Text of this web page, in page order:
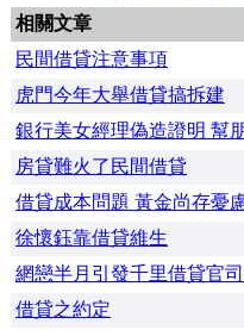
相關文章
民間借貸注意事項
虎門今年大舉借貸搞拆建
銀行美女經理偽造證明 幫
房貸難火了民間借貸
借貸成本問題 黃金尚存憂
徐懷鈺靠借貸維生
網戀半月引發千里借貸官司
借貸之約定